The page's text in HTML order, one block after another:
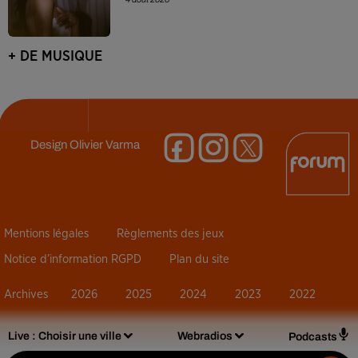
Live : Choisir une ville Webradios Podcasts
+ DE MUSIQUE
DesignOlivier Varma
Mentions légales Règlements des jeux
Notice d’information RGPD Plan du site
Archives 2026 2025 2024 2023 2022